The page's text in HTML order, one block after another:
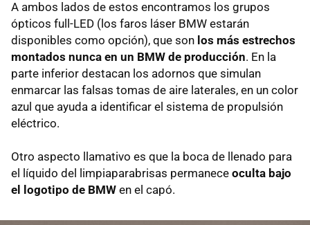
A ambos lados de estos encontramos los grupos
ópticos full-LED (los faros láser BMW estarán
disponibles como opción), que son los más estrechos
montados nunca en un BMW de producción. En la
parte inferior destacan los adornos que simulan
enmarcar las falsas tomas de aire laterales, en un color
azul que ayuda a identificar el sistema de propulsión
eléctrico.
Otro aspecto llamativo es que la boca de llenado para
el líquido del limpiaparabrisas permanece oculta bajo
el logotipo de BMW en el capó.